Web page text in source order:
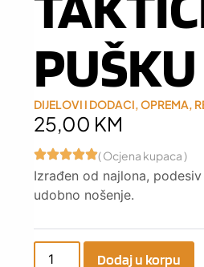
DIJELOVI I DODACI,OPREMA,
25,00 KM
( Ocjena kupaca )
Izrađen od najlona,
udobno nošenje.
Dodaj u korpu